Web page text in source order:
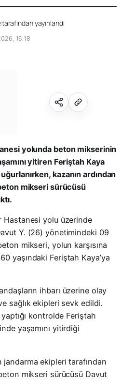
tarafından yayınlandı
16:18
yolunda beton mikserinin
yitiren Feriştah Kaya
kazanın ardından
mikseri sürücüsü
Hastanesi yolu üzerinde
Y. (26) yönetimindeki 09
mikseri, yolun karşısına
yaşındaki Feriştah Kaya’ya
ihbarı üzerine olay
sağlık ekipleri sevk edildi.
kontrolde Feriştah
yaşamını yitirdiği
jandarma ekipleri tarafından
mikseri sürücüsü Davut